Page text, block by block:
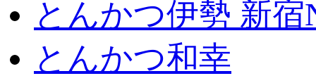
とんかつ伊勢 新宿
とんかつ和幸